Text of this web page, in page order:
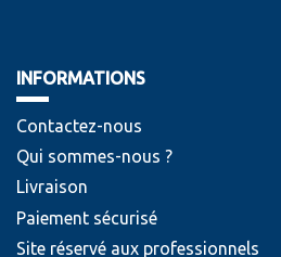
INFORMATIONS
Contactez-nous
Qui sommes-nous ?
Livraison
Paiement sécurisé
Site réservé aux professionnels